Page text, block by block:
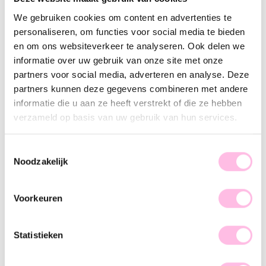
We gebruiken cookies om content en advertenties te
personaliseren, om functies voor social media te bieden
en om ons websiteverkeer te analyseren. Ook delen we
informatie over uw gebruik van onze site met onze
partners voor social media, adverteren en analyse. Deze
partners kunnen deze gegevens combineren met andere
informatie die u aan ze heeft verstrekt of die ze hebben
verzameld op basis van uw gebruik van hun services.
Noodzakelijk
Voorkeuren
Statistieken
Fuchsia
Free shipping from €35
100% waterproof
Premium stainless steel
Description Feature SKU
7 (17.3).